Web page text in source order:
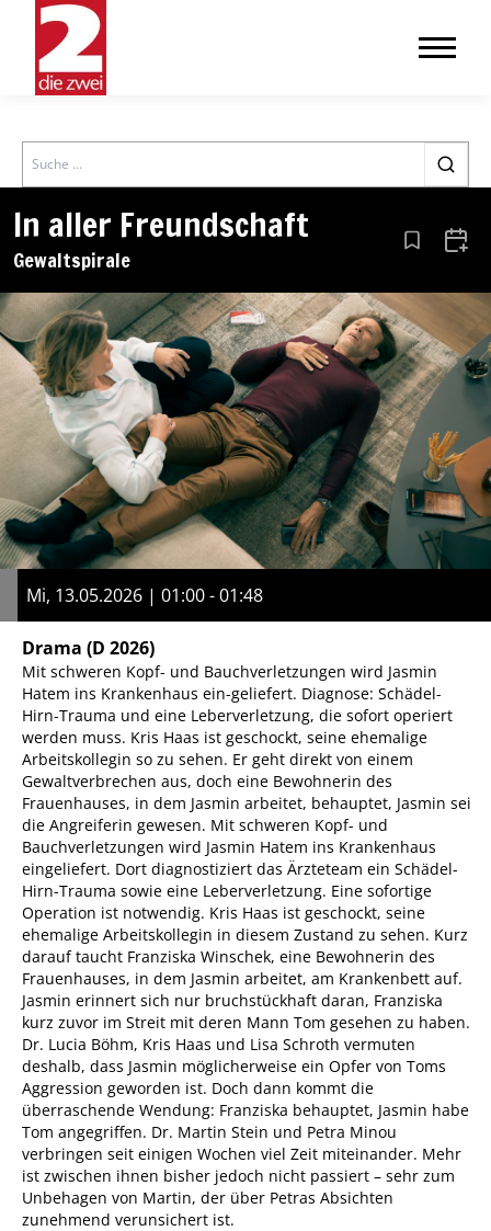
Search
In aller Freundschaft
Gewaltspirale Aus den
Mi, 13.05.2026 | 01:00 - 01:48
Drama (D 2026)
Mit schweren Kopf- und Bauchverletzungen wird Jasmin
Hatem ins Krankenhaus ein-geliefert. Diagnose: Schädel-
Hirn-Trauma und eine Leberverletzung, die sofort operiert
werden muss. Kris Haas ist geschockt, seine ehemalige
Arbeitskollegin so zu sehen. Er geht direkt von einem
Gewaltverbrechen aus, doch eine Bewohnerin des
Frauenhauses, in dem Jasmin arbeitet, behauptet, Jasmin sei
die Angreiferin gewesen. Mit schweren Kopf- und
Bauchverletzungen wird Jasmin Hatem ins Krankenhaus
eingeliefert. Dort diagnostiziert das Ärzteteam ein Schädel-
Hirn-Trauma sowie eine Leberverletzung. Eine sofortige
Operation ist notwendig. Kris Haas ist geschockt, seine
ehemalige Arbeitskollegin in diesem Zustand zu sehen. Kurz
darauf taucht Franziska Winschek, eine Bewohnerin des
Frauenhauses, in dem Jasmin arbeitet, am Krankenbett auf.
Jasmin erinnert sich nur bruchstückhaft daran, Franziska
kurz zuvor im Streit mit deren Mann Tom gesehen zu haben.
Dr. Lucia Böhm, Kris Haas und Lisa Schroth vermuten
deshalb, dass Jasmin möglicherweise ein Opfer von Toms
Aggression geworden ist. Doch dann kommt die
überraschende Wendung: Franziska behauptet, Jasmin habe
Tom angegriffen. Dr. Martin Stein und Petra Minou
verbringen seit einigen Wochen viel Zeit miteinander. Mehr
ist zwischen ihnen bisher jedoch nicht passiert – sehr zum
Unbehagen von Martin, der über Petras Absichten
zunehmend verunsichert ist.